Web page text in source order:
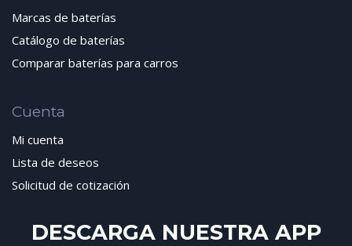
Marcas de baterías
Catálogo de baterías
Comparar baterías para carros
Cuenta
Mi cuenta
Lista de deseos
Solicitud de cotización
DESCARGA NUESTRA APP